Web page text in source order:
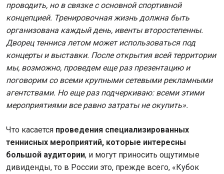
проводить, но в связке с основной спортивной
концепцией. Тренировочная жизнь должна быть
организована каждый день, ивенты второстепенны.
Дворец тенниса летом может использоваться под
концерты и выставки. После открытия всей территории
мы, возможно, проведем еще раз презентацию и
поговорим со всеми крупными сетевыми рекламными
агентствами. Но еще раз подчеркиваю: всеми этими
мероприятиями все равно затраты не окупить».
Что касается проведения специализированных
теннисных мероприятий, которые интересны
большой аудитории, и могут приносить ощутимые
дивиденды, то в России это, прежде всего, «Кубок